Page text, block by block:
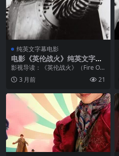
纯英文字幕电影
电影《英伦战火》纯英文字幕
MP4下载
影视导读：《英伦战火》（Fire Ov
er England，1937）是1937年上映
的英国历史战争片，故事背景设定
英国海军击败...
3 月前 21